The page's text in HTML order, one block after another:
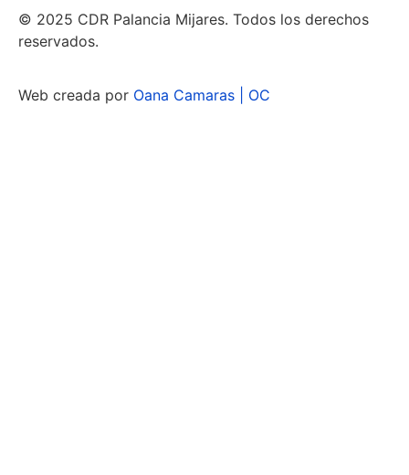
© 2025 CDR Palancia Mijares. Todos los derechos
reservados.
Web creada por Oana Camaras | OC